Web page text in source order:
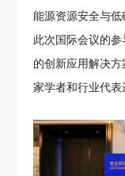
能源资源安全与
此次国际会议的
的创新应用解决
家学者和行业代表